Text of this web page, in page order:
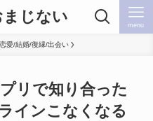
じない menu
恋愛/結婚/復縁/出会い
リで知り合った
インこなくなる